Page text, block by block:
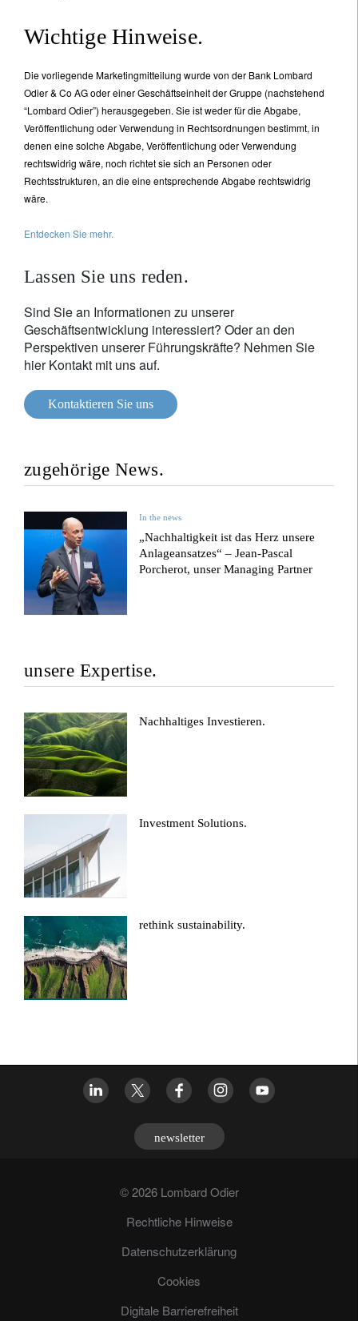
Wichtige Hinweise.
Die vorliegende Marketingmitteilung wurde von der Bank Lombard
Odier & Co AG oder einer Geschäftseinheit der Gruppe (nachstehend
“Lombard Odier”) herausgegeben. Sie ist weder für die Abgabe,
Veröffentlichung oder Verwendung in Rechtsordnungen bestimmt, in
denen eine solche Abgabe, Veröffentlichung oder Verwendung
rechtswidrig wäre, noch richtet sie sich an Personen oder
Rechtsstrukturen, an die eine entsprechende Abgabe rechtswidrig
wäre.
Entdecken Sie mehr.
Lassen Sie uns reden.
Sind Sie an Informationen zu unserer
Geschäftsentwicklung interessiert? Oder an den
Perspektiven unserer Führungskräfte? Nehmen Sie
hier Kontakt mit uns auf.
Kontaktieren Sie uns
zugehörige News.
In the news
„Nachhaltigkeit ist das Herz unsere
Anlageansatzes“ – Jean-Pascal
Porcherot, unser Managing Partner
unsere Expertise.
Nachhaltiges Investieren.
Investment Solutions.
rethink sustainability.
newsletter
© 2026 Lombard Odier
Rechtliche Hinweise
Datenschutzerklärung
Cookies
Digitale Barrierefreiheit